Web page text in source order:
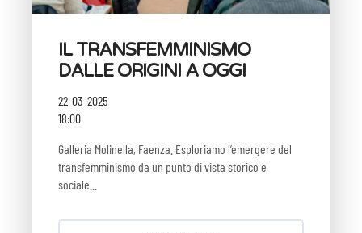
IL TRANSFEMMINISMO
DALLE ORIGINI A OGGI
22-03-2025
18:00
Galleria Molinella, Faenza. Esploriamo l’emergere del
transfemminismo da un punto di vista storico e
sociale...